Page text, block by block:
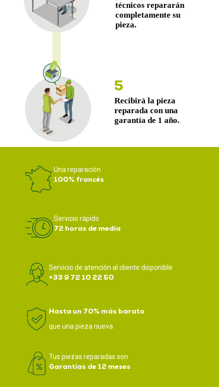
Una reparación
100% francés
Servicio rápido
72 horas de media
Servicio de atención al cliente disponible
+33 9 72 10 22 50
Hasta un 70% más barato
que una pieza nueva
Tus piezas reparadas son
Garantías de 12 meses